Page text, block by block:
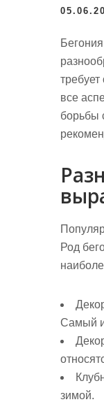
все
борьбы
Род
Самый
зимой.